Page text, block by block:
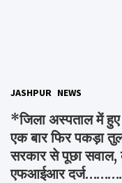
JASHPUR NEWS
*जिला अस्पताल में
एक बार फिर पकड़ा
सरकार से पूछा सवाल,
एफआईआर